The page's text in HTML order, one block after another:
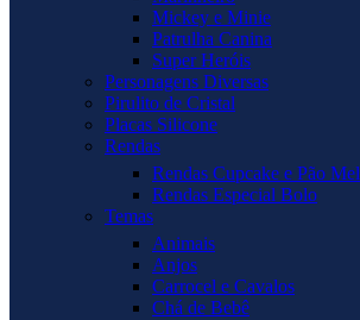
Mickey e Minie
Patrulha Canina
Super Heróis
Personagens Diversas
Pirulito de Cristal
Placas Silicone
Rendas
Rendas Cupcake e Pão Mel
Rendas Especial Bolo
Temas
Animais
Anjos
Carrocel e Cavalos
Chá de Bebê